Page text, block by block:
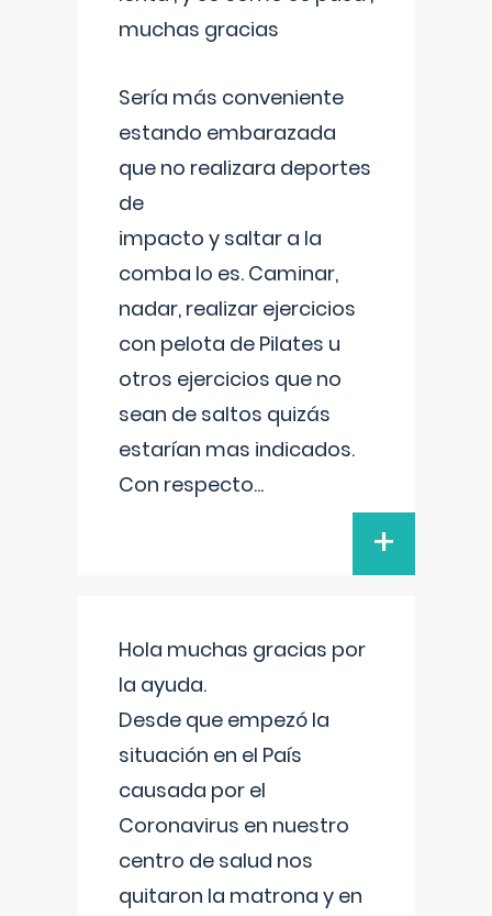
muchas gracias
Sería más conveniente
estando embarazada
que no realizara deportes
de
impacto y saltar a la
comba lo es. Caminar,
nadar, realizar ejercicios
con pelota de Pilates u
otros ejercicios que no
sean de saltos quizás
estarían mas indicados.
Con respecto...
+
Hola muchas gracias por
la ayuda.
Desde que empezó la
situación en el País
causada por el
Coronavirus en nuestro
centro de salud nos
quitaron la matrona y en